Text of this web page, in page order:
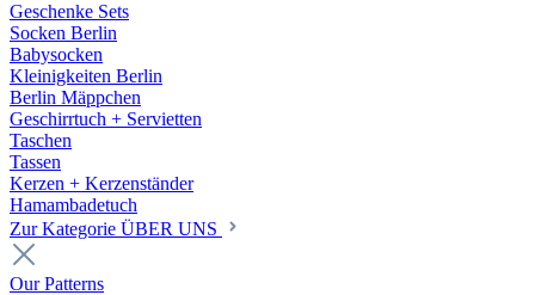
Geschenke Sets
Socken Berlin
Babysocken
Kleinigkeiten Berlin
Berlin Mäppchen
Geschirrtuch + Servietten
Taschen
Tassen
Kerzen + Kerzenständer
Hamambadetuch
Zur Kategorie ÜBER UNS
Our Patterns